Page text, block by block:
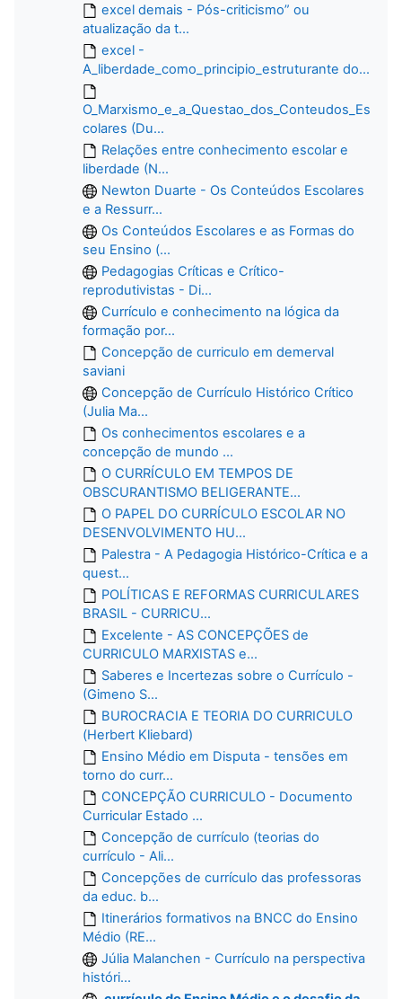
excel demais - Pós-criticismo” ou
atualização da t...
excel -
A_liberdade_como_principio_estruturante do...
O_Marxismo_e_a_Questao_dos_Conteudos_Es
colares (Du...
Relações entre conhecimento escolar e
liberdade (N...
Newton Duarte - Os Conteúdos Escolares
e a Ressurr...
Os Conteúdos Escolares e as Formas do
seu Ensino (...
Pedagogias Críticas e Crítico-
reprodutivistas - Di...
Currículo e conhecimento na lógica da
formação por...
Concepção de curriculo em demerval
saviani
Concepção de Currículo Histórico Crítico
(Julia Ma...
Os conhecimentos escolares e a
concepção de mundo ...
O CURRÍCULO EM TEMPOS DE
OBSCURANTISMO BELIGERANTE...
O PAPEL DO CURRÍCULO ESCOLAR NO
DESENVOLVIMENTO HU...
Palestra - A Pedagogia Histórico-Crítica e a
quest...
POLÍTICAS E REFORMAS CURRICULARES
BRASIL - CURRICU...
Excelente - AS CONCEPÇÕES de
CURRICULO MARXISTAS e...
Saberes e Incertezas sobre o Currículo -
(Gimeno S...
BUROCRACIA E TEORIA DO CURRICULO
(Herbert Kliebard)
Ensino Médio em Disputa - tensões em
torno do curr...
CONCEPÇÃO CURRICULO - Documento
Curricular Estado ...
Concepção de currículo (teorias do
currículo - Ali...
Concepções de currículo das professoras
da educ. b...
Itinerários formativos na BNCC do Ensino
Médio (RE...
Júlia Malanchen - Currículo na perspectiva
históri...